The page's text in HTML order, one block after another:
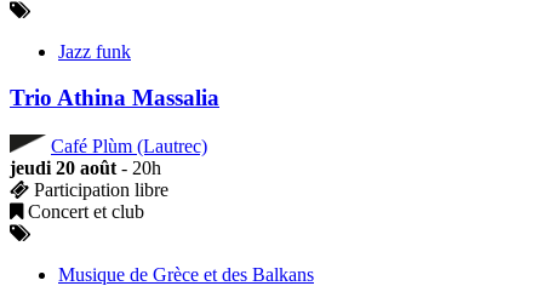
Jazz funk
Trio Athina Massalia
Café Plùm (Lautrec)
jeudi 20 août - 20h
Participation libre
Concert et club
Musique de Grèce et des Balkans